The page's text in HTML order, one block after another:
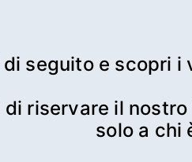
di riservare il
solo a chi